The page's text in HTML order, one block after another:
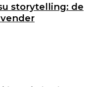
storytelling: de